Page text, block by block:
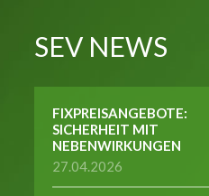
SEV NEWS
FIXPREISANGEBOTE:
SICHERHEIT MIT
NEBENWIRKUNGEN
27.04.2026